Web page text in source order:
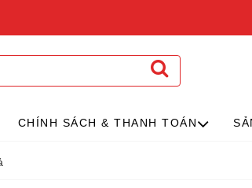
CHÍNH SÁCH & THANH TOÁN